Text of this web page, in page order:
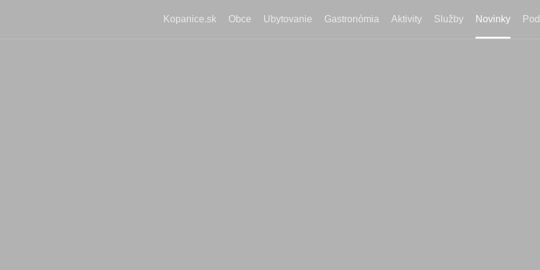
Kopanice.sk Obce Ubytovanie Gastronómia Aktivity Služby Novinky